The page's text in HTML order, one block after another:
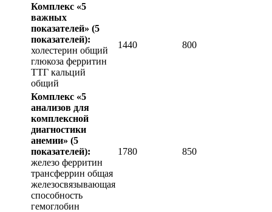
Комплекс «5
важных
показателей» (5
показателей):
холестерин общий
глюкоза ферритин
ТТГ кальций
общий
1440 800
Комплекс «5
анализов для
комплексной
диагностики
анемии» (5
показателей):
железо ферритин
трансферрин общая
железосвязывающая
способность
гемоглобин
1780 850